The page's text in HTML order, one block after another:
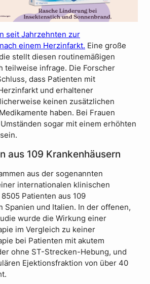
seit Jahrzehnten zur
einem Herzinfarkt. Eine große
stellt diesen routinemäßigen
teilweise infrage. Die Forscher
dass Patienten mit
und erhaltener
keinen zusätzlichen
haben. Bei Frauen
sogar mit einem erhöhten
aus 109 Krankenhäusern
aus der sogenannten
internationalen klinischen
Patienten aus 109
Spanien und Italien. In der offenen,
wurde die Wirkung einer
im Vergleich zu keiner
bei Patienten mit akutem
ohne ST-Strecken-Hebung, und
Ejektionsfraktion von über 40